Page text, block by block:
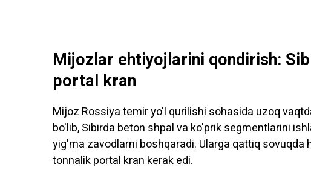
Mijozlar ehtiyojlarini qondirish:
portal kran
Mijoz Rossiya temir yo'l qurilishi sohasida uzoq
bo'lib, Sibirda beton shpal va ko'prik segmentlarini
yig'ma zavodlarni boshqaradi. Ularga qattiq
tonnalik portal kran kerak edi.